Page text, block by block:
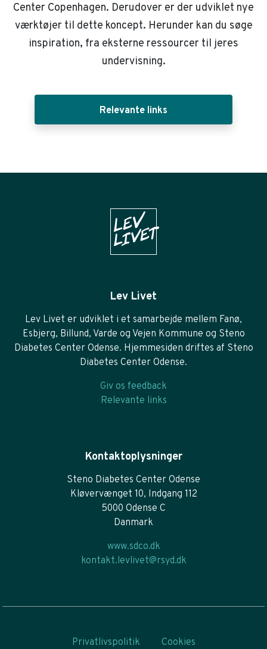
Center Copenhagen. Derudover er der udviklet nye
værktøjer til dette koncept. Herunder kan du søge
inspiration, fra eksterne ressourcer til jeres
undervisning.
Relevante links
Lev Livet
Lev Livet er udviklet i et samarbejde mellem Fanø,
Esbjerg, Billund, Varde og Vejen Kommune og Steno
Diabetes Center Odense. Hjemmesiden driftes af Steno
Diabetes Center Odense.
Giv os feedback
Relevante links
Kontaktoplysninger
Steno Diabetes Center Odense
Kløvervænget 10, Indgang 112
5000 Odense C
Danmark
www.sdco.dk
kontakt.levlivet@rsyd.dk
Privatlivspolitik Cookies